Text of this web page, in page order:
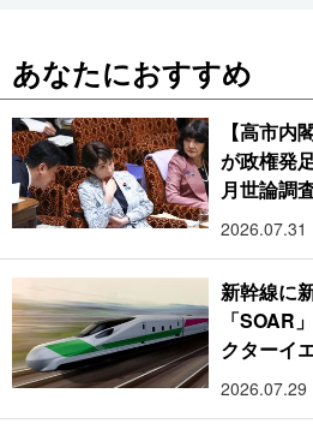
あなたにおすすめ
【高市内
が政権発
月世論調
2026.07.31
新幹線に
「SOAR
クターイ
2026.07.29